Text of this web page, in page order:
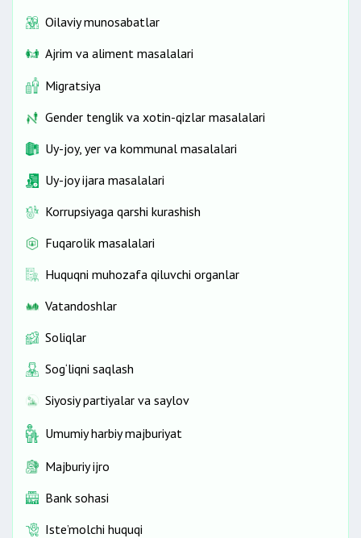
Oilaviy munosabatlar
Ajrim va aliment masalalari
Migratsiya
Gender tenglik va xotin-qizlar masalalari
Uy-joy, yer va kommunal masalalari
Uy-joy ijara masalalari
Korrupsiyaga qarshi kurashish
Fuqarolik masalalari
Huquqni muhozafa qiluvchi organlar
Vatandoshlar
Soliqlar
Sog‘liqni saqlash
Siyosiy partiyalar va saylov
Umumiy harbiy majburiyat
Majburiy ijro
Bank sohasi
Iste’molchi huquqi